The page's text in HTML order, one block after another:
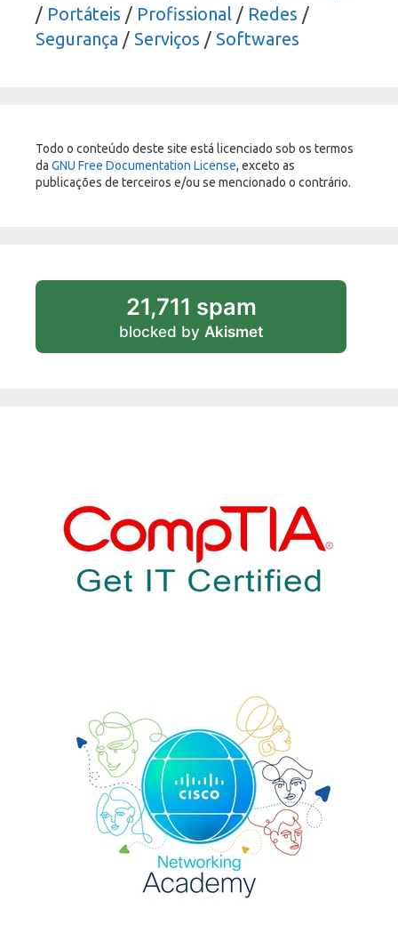
/ Portáteis / Profissional / Redes /
Segurança / Serviços / Softwares
Todo o conteúdo deste site está licenciado sob os termos
da GNU Free Documentation License, exceto as
publicações de terceiros e/ou se mencionado o contrário.
21,711 spam
blocked by Akismet